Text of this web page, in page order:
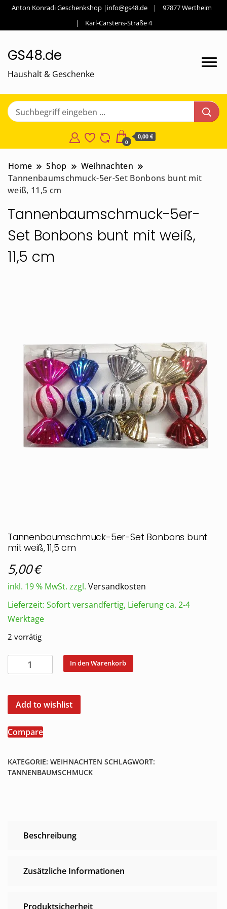
Anton Konradi Geschenkshop |info@gs48.de
97877 Wertheim
Karl-Carstens-Straße 4
GS48.de
Haushalt & Geschenke
0
0,00 €
Home Shop
Weihnachten
Tannenbaumschmuck-5er-Set Bonbons bunt mit
weiß, 11,5 cm
Tannenbaumschmuck-5er-
Set Bonbons bunt mit weiß,
11,5 cm
Tannenbaumschmuck-5er-Set Bonbons bunt
mit weiß, 11,5 cm
5,00€
inkl. 19 % MwSt. zzgl. Versandkosten
Lieferzeit: Sofort versandfertig, Lieferung ca. 2-4
Werktage
2 vorrätig
Tannenbaumschmuck-
5er-
Bonbons
bunt
weiß,
cm
Menge
In den Warenkorb
Add to wishlist
Compare
KATEGORIE: WEIHNACHTEN SCHLAGWORT:
TANNENBAUMSCHMUCK
Beschreibung
Zusätzliche Informationen
Produktsicherheit